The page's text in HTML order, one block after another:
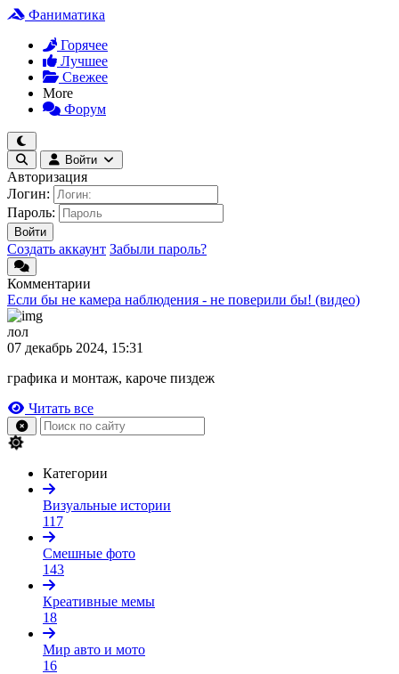
Фаниматика
Горячее
Лучшее
Свежее
More
Форум
Войти
Авторизация
Логин:
Пароль:
Войти
Создать аккаунт Забыли пароль?
Комментарии
Если бы не камера наблюдения - не поверили бы! (видео)
лол
07 декабрь 2024, 15:31
графика и монтаж, кароче пиздеж
Читать все
Категории
Визуальные истории
117
Смешные фото
143
Креативные мемы
18
Мир авто и мото
16